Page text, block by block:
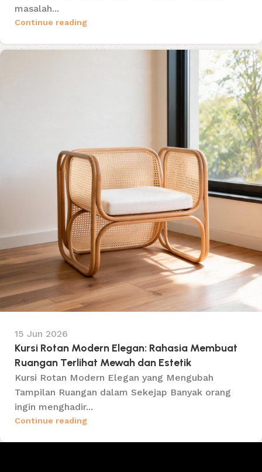
masalah...
Continue reading
15 Jun 2026
Kursi Rotan Modern Elegan: Rahasia Membuat
Ruangan Terlihat Mewah dan Estetik
Kursi Rotan Modern Elegan yang Mengubah
Tampilan Ruangan dalam Sekejap Banyak orang
ingin menghadir...
Continue reading